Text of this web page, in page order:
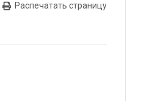
Распечатать страницу